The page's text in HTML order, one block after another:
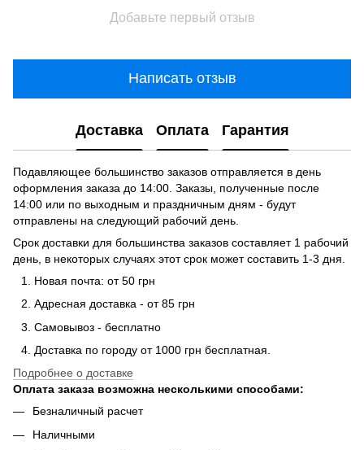
Добавьте первый отзыв
Написать отзыв
Доставка Оплата Гарантия
Подавляющее большинство заказов отправляется в день
оформления заказа до 14:00. Заказы, полученные после
14:00 или по выходным и праздничным дням - будут
отправлены на следующий рабочий день.
Срок доставки для большинства заказов составляет 1 рабочий
день, в некоторых случаях этот срок может составить 1-3 дня.
Новая почта: от 50 грн
Адресная доставка - от 85 грн
Самовывоз - бесплатно
Доставка по городу от 1000 грн бесплатная.
Подробнее о доставке
Оплата заказа возможна несколькими способами:
Безналичный расчет
Наличными